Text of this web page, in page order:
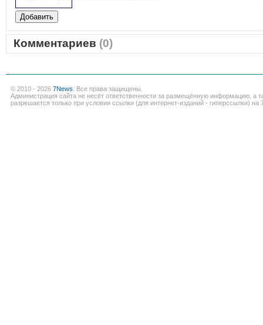
Комментариев (0)
© 2010 - 2026 7News . Все права защищены.
Администрация сайта не несёт ответственности за размещённую информацию, а
разрешается только при условии ссылки (для интернет-изданий - гиперссылки) на